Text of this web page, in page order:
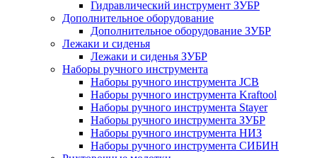
Гидравлический инструмент ЗУБР
Дополнительное оборудование
Дополнительное оборудование ЗУБР
Лежаки и сиденья
Лежаки и сиденья ЗУБР
Наборы ручного инструмента
Наборы ручного инструмента JCB
Наборы ручного инструмента Kraftool
Наборы ручного инструмента Stayer
Наборы ручного инструмента ЗУБР
Наборы ручного инструмента НИЗ
Наборы ручного инструмента СИБИН